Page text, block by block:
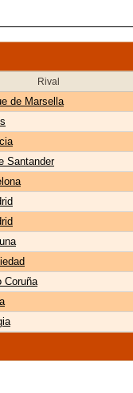
Rival
de Marsella
Santander
Coruña